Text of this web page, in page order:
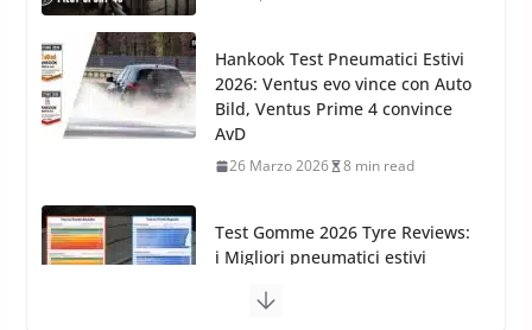
Test Gomme 2026 Tyre Reviews:
i Migliori pneumatici estivi
sportivi a confronto
Pirelli Cinturato 2026: due
confermano il salto tecnico del